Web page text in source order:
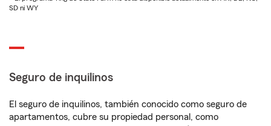
SD ni WY
Seguro de inquilinos
El seguro de inquilinos, también conocido como seguro de
apartamentos, cubre su propiedad personal, como